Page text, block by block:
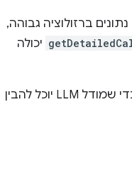
ברזולוציה גבוהה,
יכולה
לכן, נדרש פורמט שהוא מספיק דחוס כדי להיות יעיל מבחינת טוקנים, אבל עדיין מובנה מספיק כדי שמודל LLM יוכל להבין